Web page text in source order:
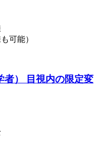
可能）
者） 目視内の限定変